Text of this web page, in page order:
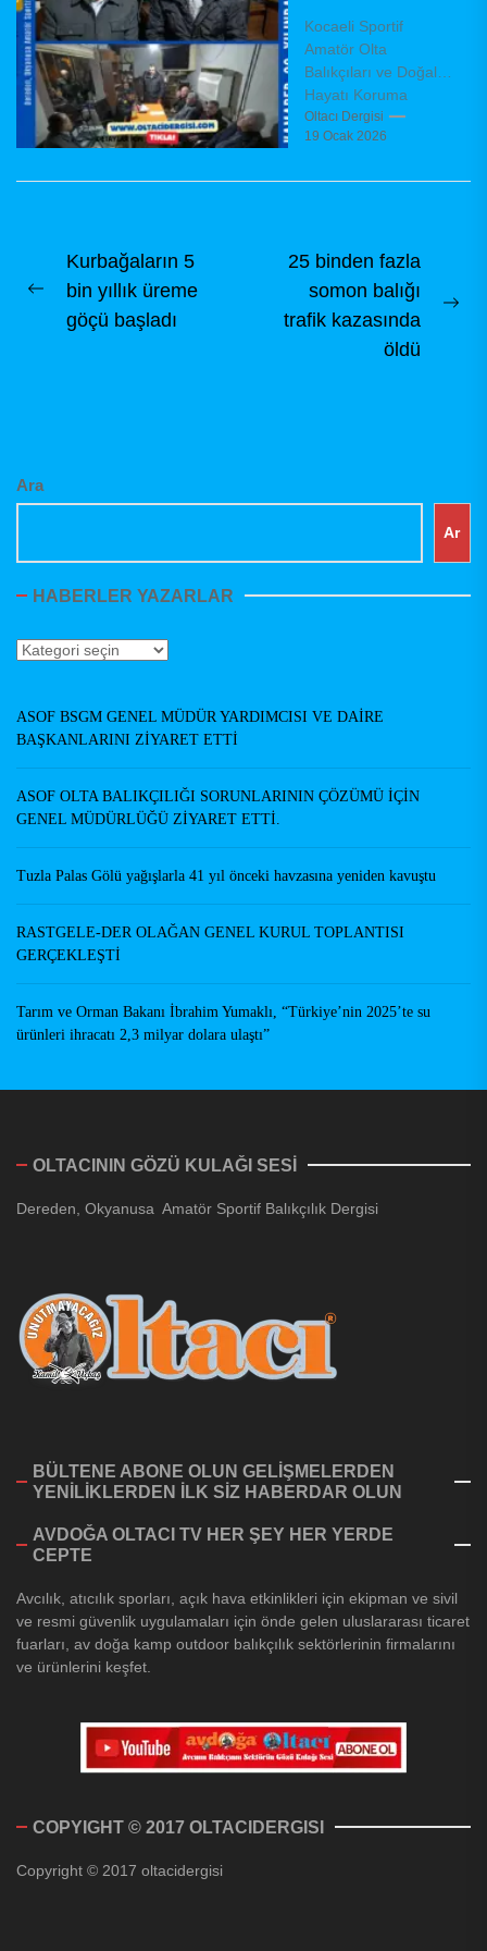
yönetimini
belirledi
Kocaeli Sportif
Amatör Olta
Balıkçıları ve Doğal
Hayatı Koruma
Derneği (KAMADER),
olağanüstü genel
dernek binasında,
Oltacı Dergisi
19 Ocak 2026
Yazı
gezinmesi
Previous
post:
Kurbağaların 5
bin yıllık üreme
göçü başladı
25 binden fazla
somon balığı
trafik kazasında
öldü
Ara
Ar
HABERLER YAZARLAR
Haberler
ASOF BSGM GENEL MÜDÜR YARDIMCISI VE DAİRE
BAŞKANLARINI ZİYARET ETTİ
ASOF OLTA BALIKÇILIĞI SORUNLARININ ÇÖZÜMÜ İÇİN
GENEL MÜDÜRLÜĞÜ ZİYARET ETTİ.
Tuzla Palas Gölü yağışlarla 41 yıl önceki havzasına yeniden kavuştu
RASTGELE-DER OLAĞAN GENEL KURUL TOPLANTISI
GERÇEKLEŞTİ
Tarım ve Orman Bakanı İbrahim Yumaklı, “Türkiye’nin 2025’te su
ürünleri ihracatı 2,3 milyar dolara ulaştı”
OLTACININ GÖZÜ KULAĞI SESİ
Dereden, Okyanusa Amatör Sportif Balıkçılık Dergisi
BÜLTENE ABONE OLUN GELİŞMELERDEN
YENİLİKLERDEN İLK SİZ HABERDAR OLUN
AVDOĞA OLTACI TV HER ŞEY HER YERDE
CEPTE
Avcılık, atıcılık sporları, açık hava etkinlikleri için ekipman ve sivil
ve resmi güvenlik uygulamaları için önde gelen uluslararası ticaret
fuarları, av doğa kamp outdoor balıkçılık sektörlerinin firmalarını
ve ürünlerini keşfet.
COPYIGHT © 2017 OLTACIDERGISI
Copyright © 2017 oltacidergisi